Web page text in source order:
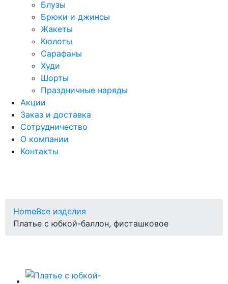
Блузы
Брюки и джинсы
Жакеты
Кюлоты
Сарафаны
Худи
Шорты
Праздничные наряды
Акции
Заказ и доставка
Сотрудничество
О компании
Контакты
HomeВсе изделия
Платье с юбкой-баллон, фисташковое